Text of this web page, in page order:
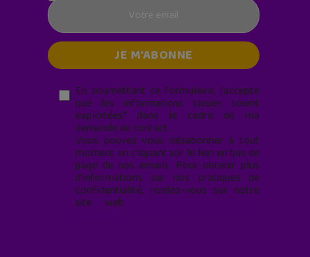
En soumettant ce formulaire, j’accepte
que les informations saisies soient
exploitées* dans le cadre de ma
demande de contact.
Vous pouvez vous désabonner à tout
moment en cliquant sur le lien en bas de
page de nos emails. Pour obtenir plus
d'informations sur nos pratiques de
confidentialité, rendez-vous sur notre
site web